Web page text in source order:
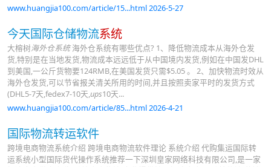
www.huangjia100.com/article/15...html 2026-5-27
今天国际仓储物流系统
大榕树海外仓系统海外仓系统有哪些优点? 1、降低物流成本从海外仓发
货,特别是在当地发货,物流成本远远低于从中国境内发货,例如在中国发DHL
到美国,一公斤货物要124RMB,在美国发货只需$5.05 。 2、加快物流时效从
海外仓发货,可以节省报关清关所用的时间,并且按照卖家平时的发货方式
(DHL5-7天,fedex7-10天,ups10天...
www.huangjia100.com/article/85...html 2026-4-21
国际物流转运软件
跨境电商物流系统介绍 跨境电商物流软件理论 系统介绍 代购集运国际转
运系统小型国际货代操作系统推荐一下深圳皇家网络科技有限公司,是一家